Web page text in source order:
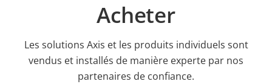
Acheter
Les solutions Axis et les produits individuels sont
vendus et installés de manière experte par nos
partenaires de confiance.